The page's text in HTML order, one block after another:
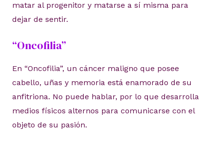
matar al progenitor y matarse a sí misma para
dejar de sentir.
“Oncofilia”
En “Oncofilia”, un cáncer maligno que posee
cabello, uñas y memoria está enamorado de su
anfitriona. No puede hablar, por lo que desarrolla
medios físicos alternos para comunicarse con el
objeto de su pasión.